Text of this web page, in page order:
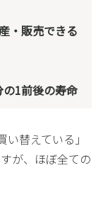
・販売できる
の1前後の寿命
替えている」
が、ほぼ全ての